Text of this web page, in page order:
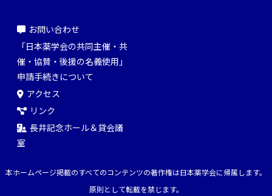
お問い合わせ
「日本薬学会の共同主催・共
催・協賛・後援の名義使用」
申請手続きについて
アクセス
リンク
長井記念ホール＆貸会議
室
本ホームページ掲載のすべてのコンテンツの著作権は日本薬学会に帰属します。
原則として転載を禁じます。